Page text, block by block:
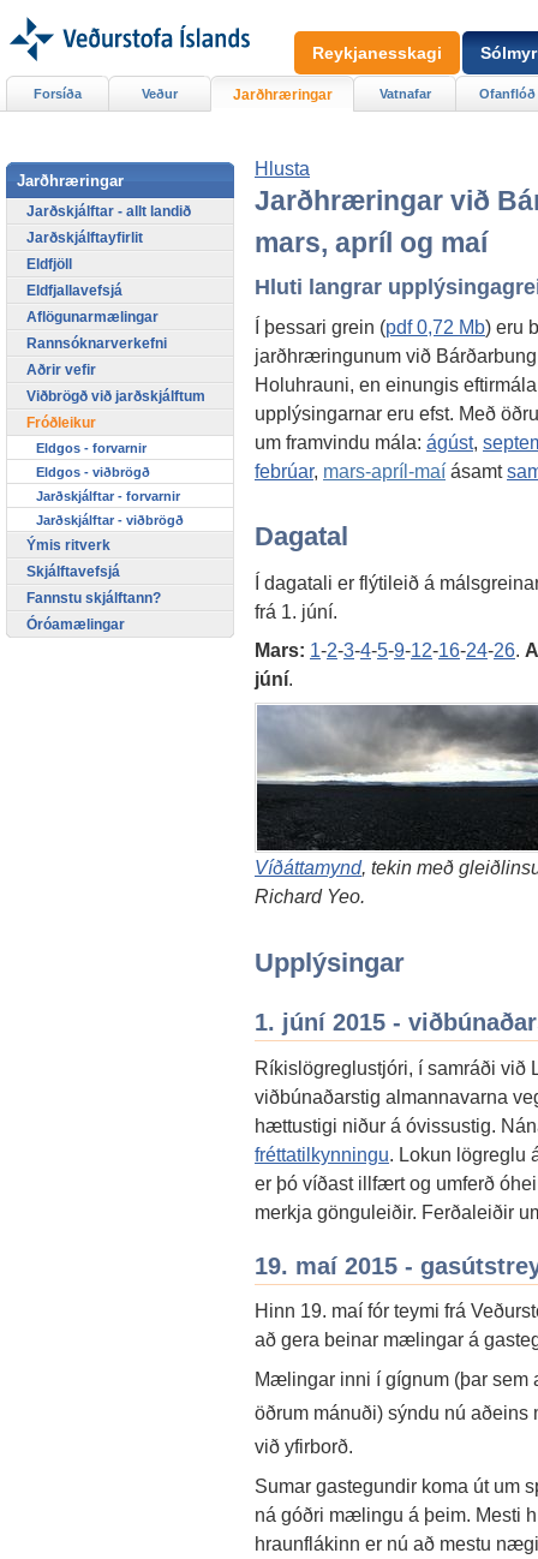
Hlusta
Jarðhræringar við
mars, apríl og maí
Hluti langrar
Í þessari grein (pdf 0,72 Mb) eru
jarðhræringunum við
Holuhrauni, en einungis
upplýsingarnar eru efst. Með
um framvindu mála: ágúst,
febrúar, mars-apríl-maíásamt
Dagatal
Í dagatali er flýtileið á
frá 1. júní.
Mars: 1-2-3-4-5-9-12-16-24-26.
júní.
Víðáttamynd, tekin með
Richard Yeo.
Upplýsingar
1. júní 2015 -
Ríkislögreglustjóri, í samráði við
viðbúnaðarstig almannavarna
hættustigi niður á óvissustig.
fréttatilkynningu. Lokun lögreglu
er þó víðast illfært og umferð
merkja gönguleiðir. Ferðaleiðir
19. maí 2015 -
Hinn 19. maí fór teymi frá
að gera beinar mælingar á
Mælingar inni í gígnum (þar sem
öðrum mánuði) sýndu nú aðeins
við yfirborð.
Sumar gastegundir koma út um
ná góðri mælingu á þeim. Mesti
hraunflákinn er nú að mestu
Forsíða Veður Jarðhræringar Vatnafar Ofanflóð
Jarðhræringar
Jarðskjálftar - allt landið
Jarðskjálftayfirlit
Eldfjöll
Eldfjallavefsjá
Aflögunarmælingar
Rannsóknarverkefni
Aðrir vefir
Viðbrögð við jarðskjálftum
Fróðleikur
Eldgos - forvarnir
Eldgos - viðbrögð
Jarðskjálftar - forvarnir
Jarðskjálftar - viðbrögð
Ýmis ritverk
Skjálftavefsjá
Fannstu skjálftann?
Óróamælingar
Reykjanesskagi